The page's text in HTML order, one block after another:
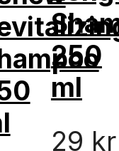
250
ml
29 kr